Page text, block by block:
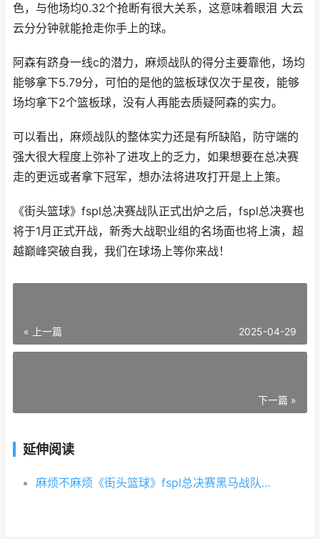
色，与他场均0.32个抢断有很大关系，这意味着眼泪 大云
云分分钟就能抢走你手上的球。
阿森有跻身一线c的潜力，麻烦战队的得分主要靠他，场均
能够拿下5.79分，可怕的是他的篮板球仅次于星夜，能够
场均拿下2个篮板球，没有人再能去质疑阿森的实力。
可以看出，麻烦战队的整体实力还是有所缺陷，防守端的
强大很大程度上弥补了进攻上的乏力，如果想要在总决赛
走的更远或者拿下冠军，想办法将进攻打开是上上策。
《街头篮球》fspl总决赛战队正式出炉之后，fspl总决赛也
将于1月正式开战，新秀大战职业组的名场面也将上演，超
越巅峰突破自我，我们在球场上等你来战！
« 上一篇 2025-04-29
下一篇 »
延伸阅读
麻烦不麻烦《街头篮球》fspl总决赛黑马战队锐评 麻烦麻烦没问题